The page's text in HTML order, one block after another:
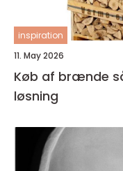
inspiration
11. May 2026
Køb af brænde sådan vælger du den rigtige
løsning